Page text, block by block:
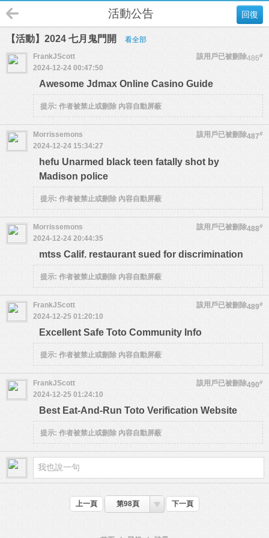
回復
活動公告
【活動】2024 七月鬼門開 看全部
486#
FrankJScott
該用戶已被刪除
2024-12-24 00:47:50
Awesome Jdmax Online Casino Guide
提示: 作者被禁止或刪除 內容自動屏蔽
487#
Morrissemons
該用戶已被刪除
2024-12-24 15:34:27
hefu Unarmed black teen fatally shot by
Madison police
提示: 作者被禁止或刪除 內容自動屏蔽
488#
Morrissemons
該用戶已被刪除
2024-12-24 20:44:35
mtss Calif. restaurant sued for discrimination
提示: 作者被禁止或刪除 內容自動屏蔽
489#
FrankJScott
該用戶已被刪除
2024-12-25 01:20:10
Excellent Safe Toto Community Info
提示: 作者被禁止或刪除 內容自動屏蔽
490#
FrankJScott
該用戶已被刪除
2024-12-25 01:24:10
Best Eat-And-Run Toto Verification Website
提示: 作者被禁止或刪除 內容自動屏蔽
上一頁 第98頁 下一頁